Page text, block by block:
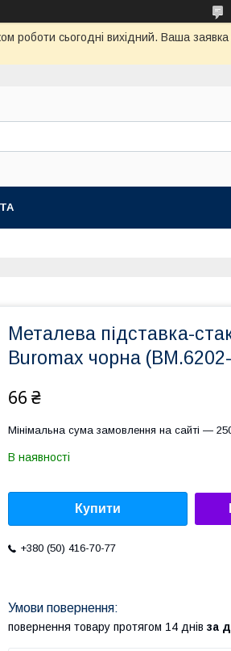
роботи сьогодні вихідний. Ваша
Металева підставка-
Buromax чорна
66 ₴
Мінімальна сума замовлення на сайті —
В наявності
Купити
+380 (50) 416-70-77
повернення товару протягом 14 днів за